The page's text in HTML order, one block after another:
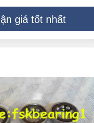
giá tốt nhất